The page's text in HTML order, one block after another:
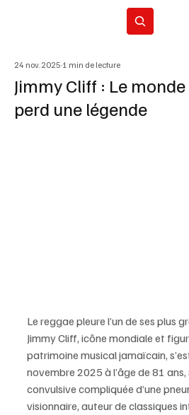
Jimmy Cliff : Le
perd une légende
24 nov. 2025 1 min de lecture
Le reggae pleure l’un de ses plus
Jimmy Cliff, icône mondiale et
patrimoine musical jamaïcain,
novembre 2025 à l’âge de 81 ans,
convulsive compliquée d’une
visionnaire, auteur de classiques